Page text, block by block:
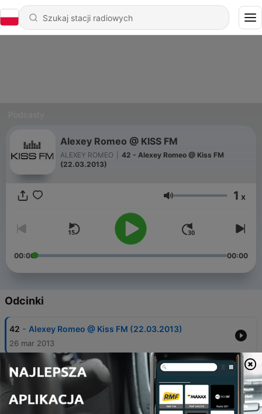
Alexey Romeo @ KISS FM
ALEXEY ROMEO
42 - Alexey Romeo @ Kiss FM
(22.03.2013)
Głośność 1 x
00:00 00:00
Odcinki
42 - Alexey Romeo @ Kiss FM (22.03.2013)
26 mar 2013
41 - Alexey Romeo @ Kiss FM (08.03.2013)
12 mar 2013
40 - Alexey Romeo @ Kiss FM (22.02.2013)